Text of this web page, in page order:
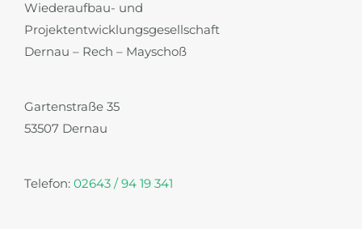
Wiederaufbau- und
Projektentwicklungsgesellschaft
Dernau – Rech – Mayschoß
Gartenstraße 35
53507 Dernau
Telefon: 02643 / 94 19 341